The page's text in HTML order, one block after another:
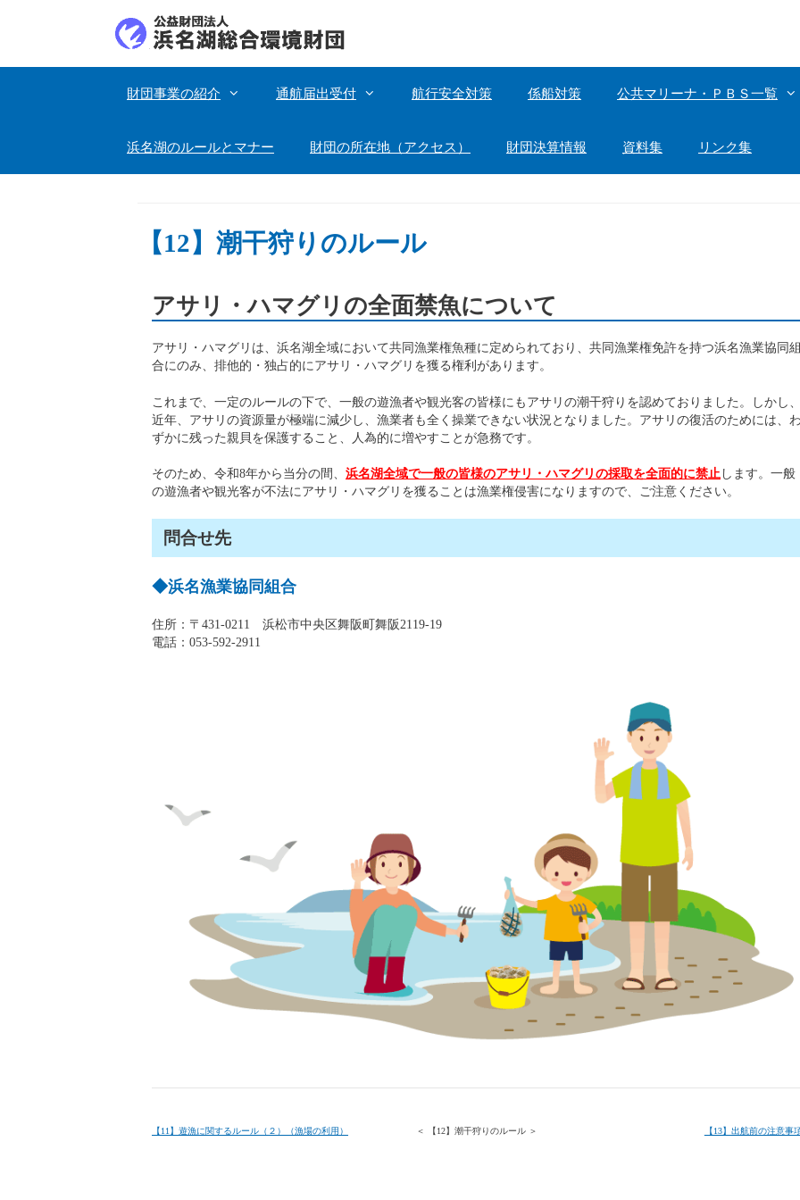
財団事業の紹介 通航届出受付 航行安全対策 係船対策 公共マリーナ・ＰＢＳ一覧
浜名湖のルールとマナー 財団の所在地（アクセス） 財団決算情報 資料集 リンク集
【12】潮干狩りのルール
アサリ・ハマグリの全面禁魚について
アサリ・ハマグリは、浜名湖全域において共同漁業権魚種に定められており、共同漁業権免許を持つ浜名漁業協同
合にのみ、排他的・独占的にアサリ・ハマグリを獲る権利があります。
これまで、一定のルールの下で、一般の遊漁者や観光客の皆様にもアサリの潮干狩りを認めておりました。しかし
近年、アサリの資源量が極端に減少し、漁業者も全く操業できない状況となりました。アサリの復活のためには、
ずかに残った親貝を保護すること、人為的に増やすことが急務です。
そのため、令和8年から当分の間、 浜名湖全域で一般の皆様のアサリ・ハマグリの採取を全面的に禁止 します。一般
の遊漁者や観光客が不法にアサリ・ハマグリを獲ることは漁業権侵害になりますので、ご注意ください。
問合せ先
◆浜名漁業協同組合
住所：〒431-0211 浜松市中央区舞阪町舞阪2119-19
電話：053-592-2911
【11】遊漁に関するルール（２）（漁場の利用） ＜ 【12】潮干狩りのルール ＞ 【13】出航前の注意事